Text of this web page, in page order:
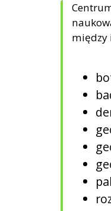
między